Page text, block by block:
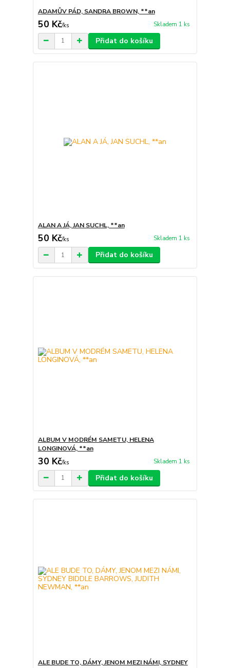
ADAMŮV PÁD, SANDRA BROWN, **an
50 Kč/ks Skladem 1 ks
Přidat do košíku
ALAN A JÁ, JAN SUCHL, **an
50 Kč/ks Skladem 1 ks
Přidat do košíku
ALBUM V MODRÉM SAMETU, HELENA
LONGINOVÁ, **an
30 Kč/ks Skladem 1 ks
Přidat do košíku
ALE BUDE TO, DÁMY, JENOM MEZI NÁMI, SYDNEY